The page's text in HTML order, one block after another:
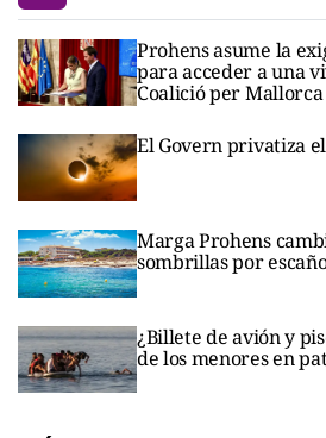
Prohens asume la
para acceder a una
Coalició per Mallorca
El Govern privatiza
Marga Prohens
sombrillas por
¿Billete de avión y
de los menores en